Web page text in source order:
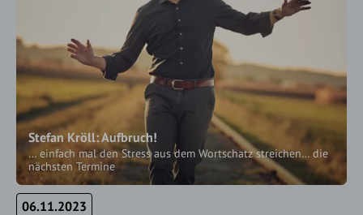
Stefan Kröll: Aufbruch!
… einfach mal den Stress aus dem Wortschatz streichen… die
nächsten Termine
06.11.2023